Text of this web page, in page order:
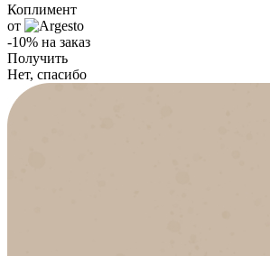
Коплимент
от
-10% на заказ
Получить
Нет, спасибо